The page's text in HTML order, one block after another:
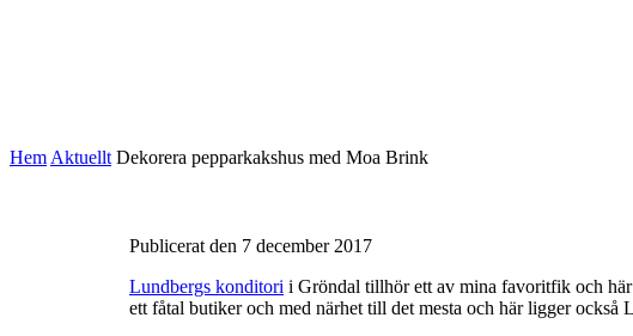
Hem Aktuellt Dekorera pepparkakshus med Moa Brink
Publicerat den 7 december 2017
Lundbergs konditori i Gröndal tillhör ett av mina favoritfik och
ett fåtal butiker och med närhet till det mesta och här ligger också